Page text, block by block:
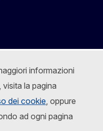
informazioni
la pagina
dei cookie, oppure
ad ogni pagina